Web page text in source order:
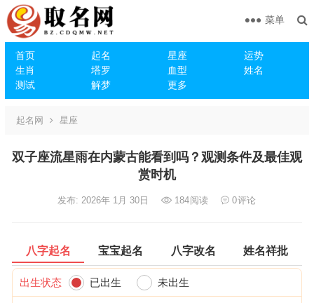
首页 起名 星座
运势
生肖
塔罗 血型
姓名
测试
解梦 更多
菜单
起名网 星座
双子座流星雨在内蒙古能看到吗？观测条件及最佳观
赏时机
发布: 2026年 1月 30日 184阅读 0评论
八字起名 宝宝起名 八字改名 姓名祥批
出生状态 已出生 未出生